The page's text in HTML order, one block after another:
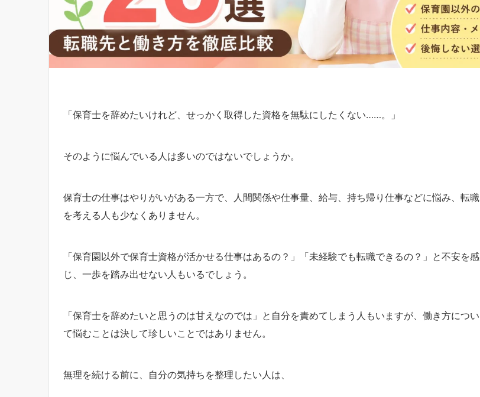
「保育士を辞めたいけれど、せっかく取得した資格を無駄にしたくない……。」
そのように悩んでいる人は多いのではないでしょうか。
保育士の仕事はやりがいがある一方で、人間関係や仕事量、給与、持ち帰り仕事などに悩み、転職
を考える人も少なくありません。
「保育園以外で保育士資格が活かせる仕事はあるの？」「未経験でも転職できるの？」と不安を感
じ、一歩を踏み出せない人もいるでしょう。
「保育士を辞めたいと思うのは甘えなのでは」と自分を責めてしまう人もいますが、働き方につい
て悩むことは決して珍しいことではありません。
無理を続ける前に、自分の気持ちを整理したい人は、